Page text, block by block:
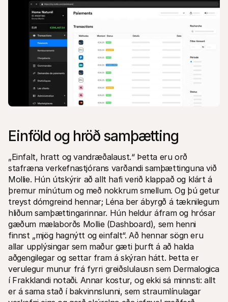
Einföld og hröð samþætting
„Einfalt, hratt og vandræðalaust.“ Þetta eru orð
stafræna verkefnastjórans varðandi samþættinguna við
Mollie. Hún útskýrir að allt hafi verið klappað og klárt á
þremur mínútum og með nokkrum smellum. Og þú getur
treyst dómgreind hennar; Léna ber ábyrgð á tæknilegum
hliðum samþættingarinnar. Hún heldur áfram og hrósar
gæðum mælaborðs Mollie (Dashboard), sem henni
finnst „mjög hagnýtt og einfalt“. Að hennar sögn eru
allar upplýsingar sem maður gæti þurft á að halda
aðgengilegar og settar fram á skýran hátt. Þetta er
verulegur munur frá fyrri greiðslulausn sem Dermalogica
í Frakklandi notaði. Annar kostur, og ekki sá minnsti: allt
er á sama stað í bakvinnslunni, sem straumlínulagar